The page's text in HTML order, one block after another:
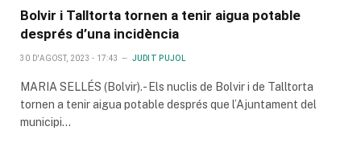
Bolvir i Talltorta tornen a tenir aigua potable
després d’una incidència
30 D'AGOST, 2023 - 17:43 JUDIT PUJOL
MARIA SELLÉS (Bolvir).- Els nuclis de Bolvir i de Talltorta
tornen a tenir aigua potable després que l’Ajuntament del
municipi…